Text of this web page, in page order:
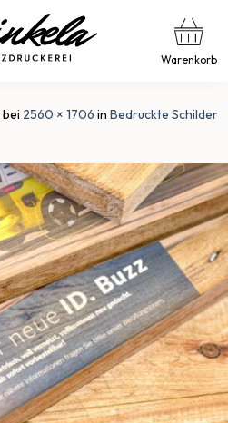
Warenkorb
bei 2560 × 1706 in Bedruckte Schilder